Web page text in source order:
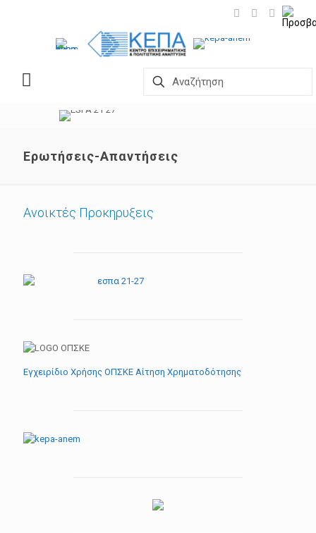
Ερωτήσεις-Απαντήσεις
Ανοικτές Προκηρυξεις
Εγχειρίδιο Χρήσης ΟΠΣΚΕ Αίτηση Χρηματοδότησης